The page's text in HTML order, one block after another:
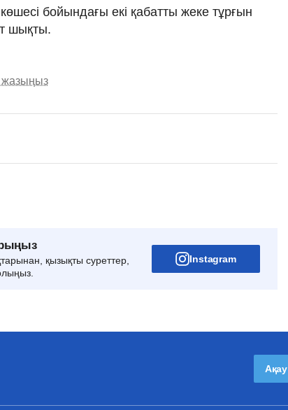
бойындағы екі қабатты жеке тұрғын
шықты.
жазыңыз
қызықты суреттер,
Instagram